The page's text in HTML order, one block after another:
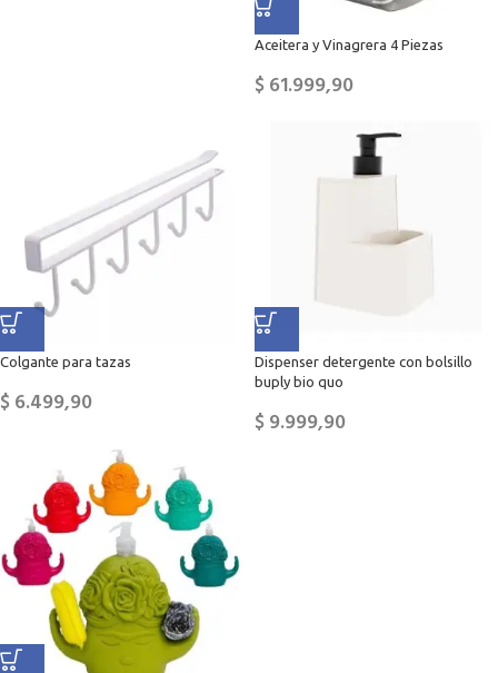
Aceitera y Vinagrera 4 Piezas
$61.999,90
Colgante para tazas
$6.499,90
Dispenser detergente con bolsillo
buply bio quo
$9.999,90